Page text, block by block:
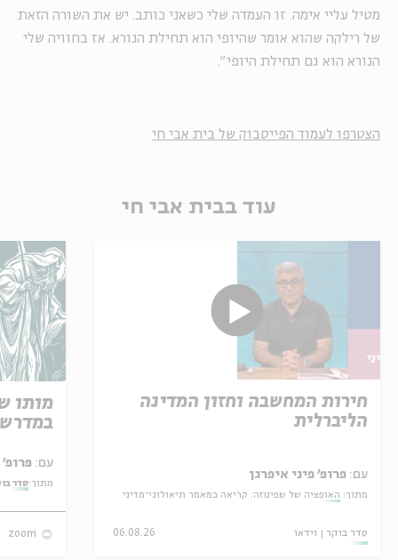
מטיל עליי אימה. זו העמדה שלי כשאני כותב. יש את השורה הזאת
של רילקה שהוא אומר שהיופי הוא תחילת הנורא. אז בחוויה שלי
הנורא הוא גם תחילת היופי״
הצטרפו לעמוד הפייסבוק של בית אבי חי
עוד בבית אבי חי
חירות המחשבה וחזון המדינה
הליברלית
עם: פרופ' פיני איפרגן
מתוך: האופציה של שפינוזה: קריאה במאמר תיאולוגי־מדיני
סדר בוקר וידאו 06.08.26
מותו
עם: פרופ' אביגדור שנאן
מתוך:סדר
zoom